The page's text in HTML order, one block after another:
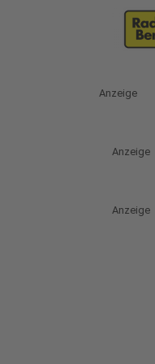
Anzeige
Anzeige
Anzeige